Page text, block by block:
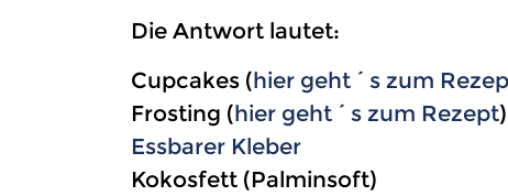
Die Antwort lautet:
Cupcakes (hier geht´s zum
Frosting (hier geht´s zum Rezept)
Essbarer Kleber
Kokosfett (Palminsoft)